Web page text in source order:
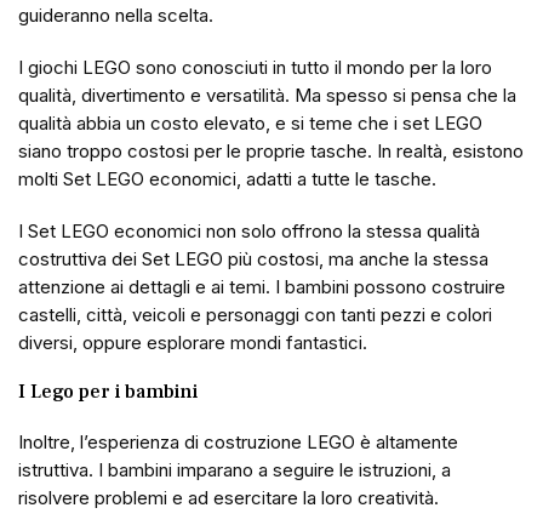
guideranno nella scelta.
I giochi LEGO sono conosciuti in tutto il mondo per la loro
qualità, divertimento e versatilità. Ma spesso si pensa che la
qualità abbia un costo elevato, e si teme che i set LEGO
siano troppo costosi per le proprie tasche. In realtà, esistono
molti Set LEGO economici, adatti a tutte le tasche.
I Set LEGO economici non solo offrono la stessa qualità
costruttiva dei Set LEGO più costosi, ma anche la stessa
attenzione ai dettagli e ai temi. I bambini possono costruire
castelli, città, veicoli e personaggi con tanti pezzi e colori
diversi, oppure esplorare mondi fantastici.
I Lego per i bambini
Inoltre, l’esperienza di costruzione LEGO è altamente
istruttiva. I bambini imparano a seguire le istruzioni, a
risolvere problemi e ad esercitare la loro creatività.